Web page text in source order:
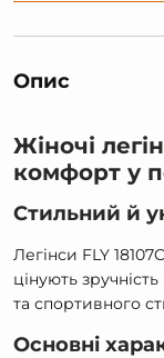
Опис
Жіночі
комфорт у
Стильний й
Легінси FLY
цінують зручність
та спортивного
Основні